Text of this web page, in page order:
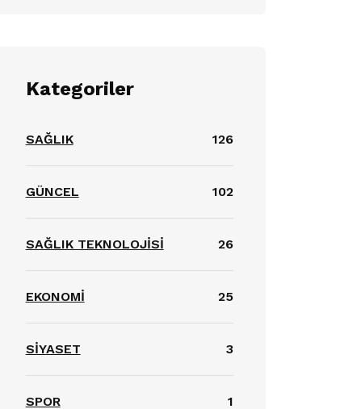
Kategoriler
SAĞLIK 126
GÜNCEL 102
SAĞLIK TEKNOLOJİSİ 26
EKONOMİ 25
SİYASET 3
SPOR 1